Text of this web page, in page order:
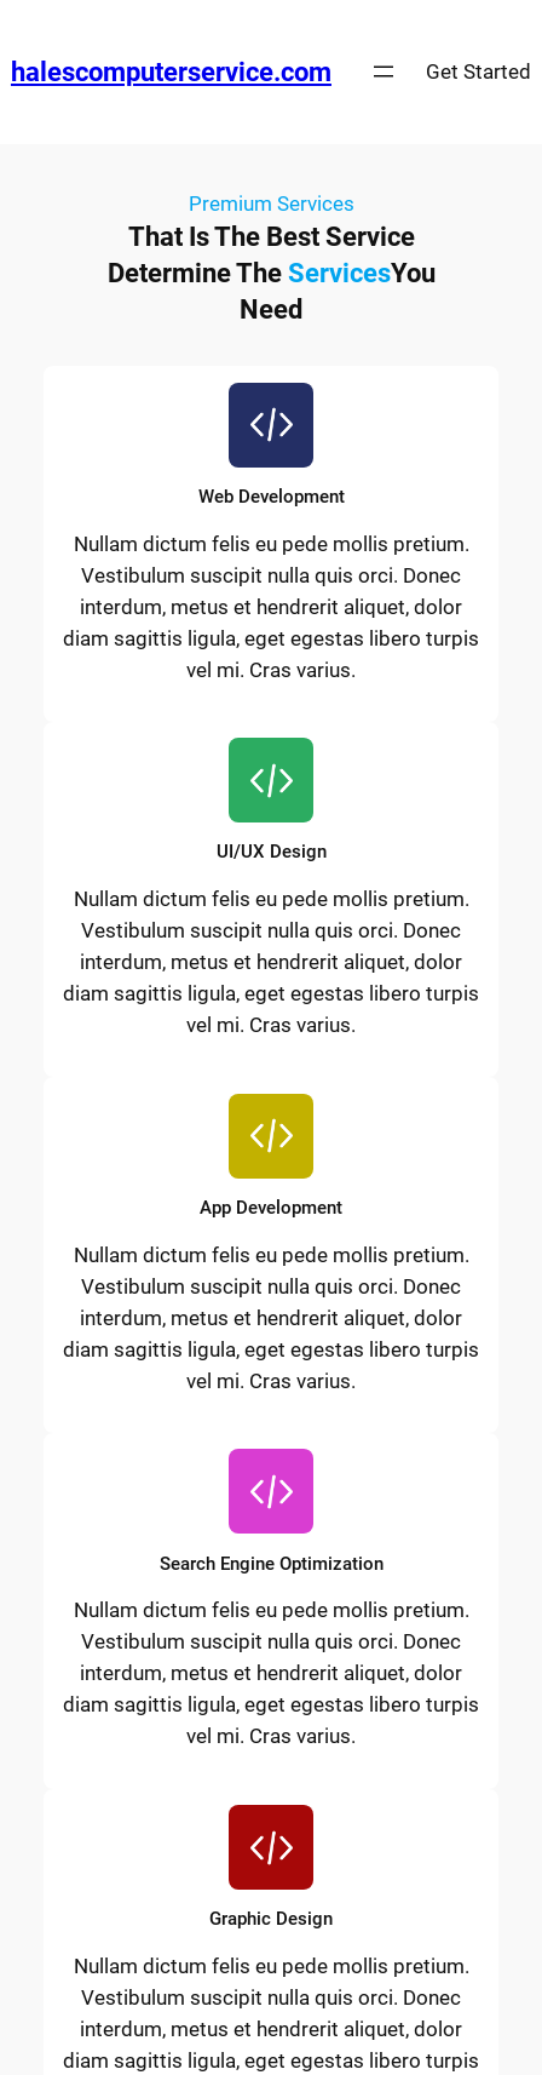
halescomputerservice.com Get Started
Premium Services
That Is The Best Service
Determine The ServicesYou
Need
Web Development
Nullam dictum felis eu pede mollis pretium.
Vestibulum suscipit nulla quis orci. Donec
interdum, metus et hendrerit aliquet, dolor
diam sagittis ligula, eget egestas libero turpis
vel mi. Cras varius.
UI/UX Design
Nullam dictum felis eu pede mollis pretium.
Vestibulum suscipit nulla quis orci. Donec
interdum, metus et hendrerit aliquet, dolor
diam sagittis ligula, eget egestas libero turpis
vel mi. Cras varius.
App Development
Nullam dictum felis eu pede mollis pretium.
Vestibulum suscipit nulla quis orci. Donec
interdum, metus et hendrerit aliquet, dolor
diam sagittis ligula, eget egestas libero turpis
vel mi. Cras varius.
Search Engine Optimization
Nullam dictum felis eu pede mollis pretium.
Vestibulum suscipit nulla quis orci. Donec
interdum, metus et hendrerit aliquet, dolor
diam sagittis ligula, eget egestas libero turpis
vel mi. Cras varius.
Graphic Design
Nullam dictum felis eu pede mollis pretium.
Vestibulum suscipit nulla quis orci. Donec
interdum, metus et hendrerit aliquet, dolor
diam sagittis ligula, eget egestas libero turpis